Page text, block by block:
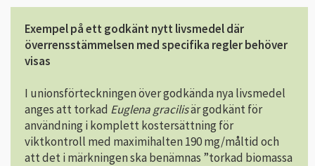
Exempel på ett godkänt nytt livsmedel där
överrensstämmelsen med specifika regler behöver
visas
I unionsförteckningen över godkända nya livsmedel
anges att torkad Euglena gracilisär godkänt för
användning i komplett kostersättning för
viktkontroll med maximihalten 190 mg/måltid och
att det i märkningen ska benämnas ”torkad biomassa